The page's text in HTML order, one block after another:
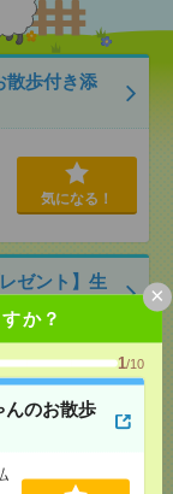
か？
1/10
んのお散歩
×
散歩付き添
気になる！
ゼント】生
気になる！
入力／週3～